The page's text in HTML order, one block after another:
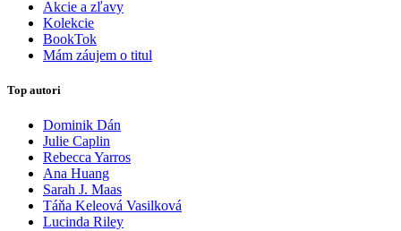
Akcie a zľavy
Kolekcie
BookTok
Mám záujem o titul
Top autori
Dominik Dán
Julie Caplin
Rebecca Yarros
Ana Huang
Sarah J. Maas
Táňa Keleová Vasilková
Lucinda Riley